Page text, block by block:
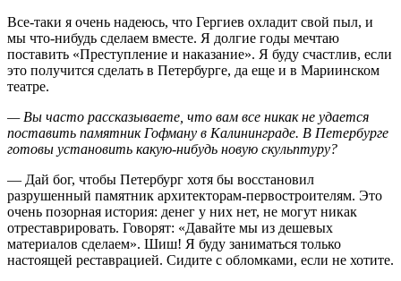
Все-таки я очень надеюсь, что Гергиев охладит свой пыл, и
мы что-нибудь сделаем вместе. Я долгие годы мечтаю
поставить «Преступление и наказание». Я буду счастлив, если
это получится сделать в Петербурге, да еще и в Мариинском
театре.
— Вы часто рассказываете, что вам все никак не удается
поставить памятник Гофману в Калининграде. В Петербурге
готовы установить какую-нибудь новую скульптуру?
— Дай бог, чтобы Петербург хотя бы восстановил
разрушенный памятник архитекторам-первостроителям. Это
очень позорная история: денег у них нет, не могут никак
отреставрировать. Говорят: «Давайте мы из дешевых
материалов сделаем». Шиш! Я буду заниматься только
настоящей реставрацией. Сидите с обломками, если не хотите.